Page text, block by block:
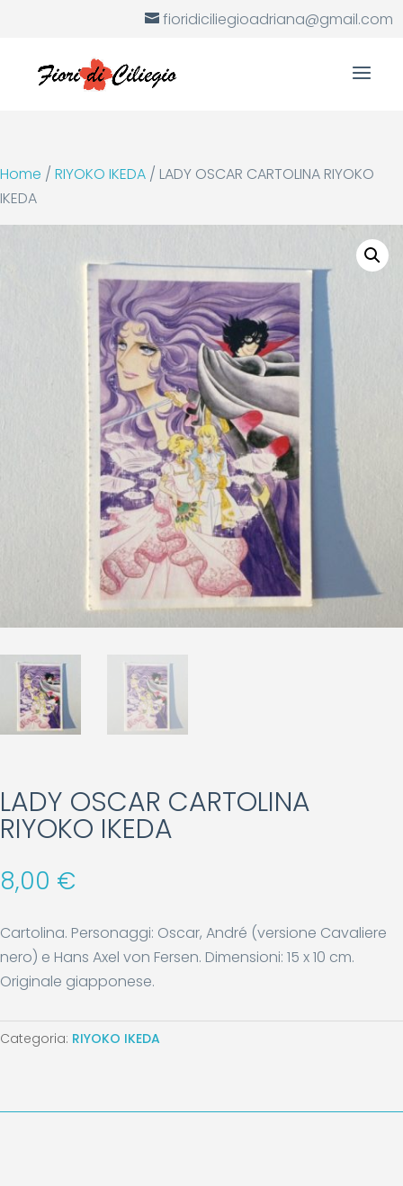
fioridiciliegioadriana@gmail.com
Home / RIYOKO IKEDA / LADY OSCAR CARTOLINA RIYOKO
IKEDA
LADY OSCAR CARTOLINA
RIYOKO IKEDA
8,00 €
Cartolina. Personaggi: Oscar, André (versione Cavaliere
nero) e Hans Axel von Fersen. Dimensioni: 15 x 10 cm.
Originale giapponese.
Categoria: RIYOKO IKEDA